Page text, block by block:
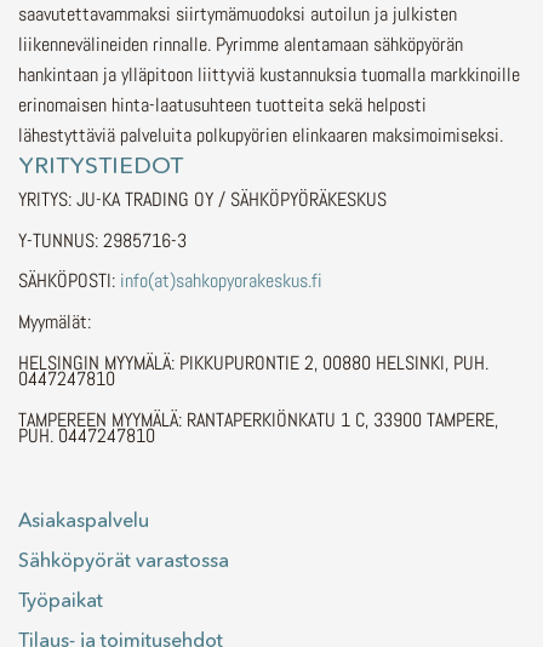
saavutettavammaksi siirtymämuodoksi autoilun ja julkisten
liikennevälineiden rinnalle. Pyrimme alentamaan sähköpyörän
hankintaan ja ylläpitoon liittyviä kustannuksia tuomalla markkinoille
erinomaisen hinta-laatusuhteen tuotteita sekä helposti
lähestyttäviä palveluita polkupyörien elinkaaren maksimoimiseksi.
YRITYSTIEDOT
YRITYS: JU-KA TRADING OY / SÄHKÖPYÖRÄKESKUS
Y-TUNNUS: 2985716-3
SÄHKÖPOSTI: info(at)sahkopyorakeskus.fi
Myymälät:
HELSINGIN MYYMÄLÄ: PIKKUPURONTIE 2, 00880 HELSINKI, PUH.
0447247810
TAMPEREEN MYYMÄLÄ: RANTAPERKIÖNKATU 1 C, 33900 TAMPERE,
PUH. 0447247810
Asiakaspalvelu
Sähköpyörät varastossa
Työpaikat
Tilaus- ja toimitusehdot